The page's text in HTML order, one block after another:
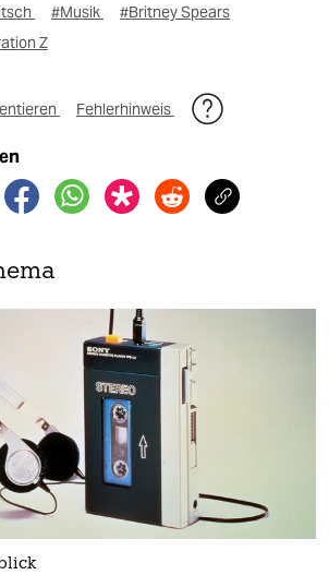
#Musik
#Britney Spears
Z
Fehlerhinweis